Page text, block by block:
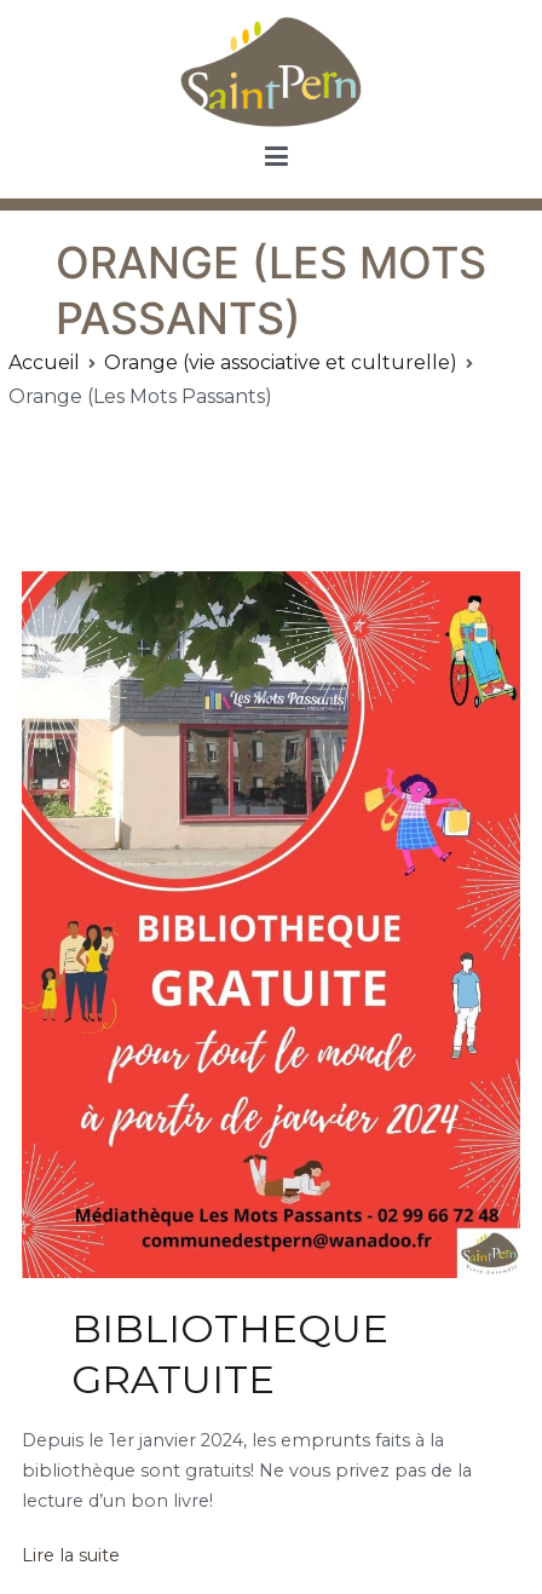
Saint Pern
Commune de Saint Pern
ORANGE (LES MOTS
PASSANTS)
Accueil
Orange (vie associative et culturelle)
Orange (Les Mots Passants)
BIBLIOTHEQUE
GRATUITE
Depuis le 1er janvier 2024, les emprunts faits à la
bibliothèque sont gratuits! Ne vous privez pas de la
lecture d’un bon livre!
Lire la suite